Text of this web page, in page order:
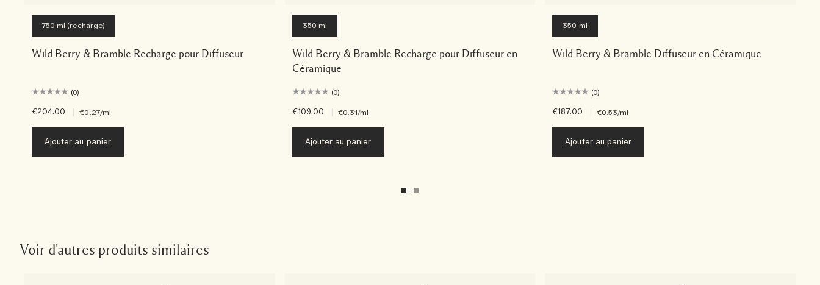
750 ml (recharge)
Wild Berry & Bramble Recharge pour Diffuseur
(0)
€204.00 €0.27/ml
Ajouter au panier
350 ml
Wild Berry & Bramble Recharge pour Diffuseur en
Céramique
(0)
€109.00 €0.31/ml
Ajouter au panier
350 ml
Wild Berry & Bramble Diffuseur en Céramique
(0)
€187.00 €0.53/ml
Ajouter au panier
Voir d'autres produits similaires